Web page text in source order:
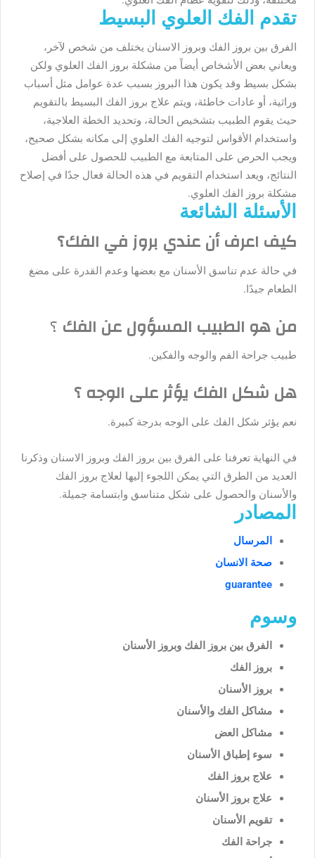
تقدم الفك العلوي البسيط
الفرق بين بروز الفك وبروز الاسنان يختلف من شخص لآخر،
ويعاني بعض الأشخاص أيضاً من مشكلة بروز الفك العلوي ولكن
بشكل بسيط وقد يكون هذا البروز بسبب عدة عوامل مثل أسباب
وراثية، أو عادات خاطئة، ويتم علاج بروز الفك البسيط بالتقويم
حيث يقوم الطبيب بتشخيص الحالة، وتحديد الخطة العلاجية،
واستخدام الأقواس لتوجيه الفك العلوي إلى مكانه بشكل صحيح،
ويجب الحرص على المتابعة مع الطبيب للحصول على أفضل
النتائج، ويعد استخدام التقويم في هذه الحالة فعال جدًا في إصلاح
مشكلة بروز الفك العلوي.
الأسئلة الشائعة
كيف اعرف أن عندي بروز في الفك؟
في حالة عدم تناسق الأسنان مع بعضها وعدم القدرة على مضغ
الطعام جيدًا.
من هو الطبيب المسؤول عن الفك ؟
طبيب جراحة الفم والوجه والفكين.
هل شكل الفك يؤثر على الوجه ؟
نعم يؤثر شكل الفك على الوجه بدرجة كبيرة.
في النهاية تعرفنا على الفرق بين بروز الفك وبروز الاسنان وذكرنا
العديد من الطرق التي يمكن اللجوء إليها لعلاج بروز الفك
والأسنان والحصول على شكل متناسق وابتسامة جميلة.
المصادر
المرسال
صحة الانسان
guarantee
وسوم
الفرق بين بروز الفك وبروز الأسنان
بروز الفك
بروز الأسنان
مشاكل الفك والأسنان
مشاكل العض
سوء إطباق الأسنان
علاج بروز الفك
علاج بروز الأسنان
تقويم الأسنان
جراحة الفك